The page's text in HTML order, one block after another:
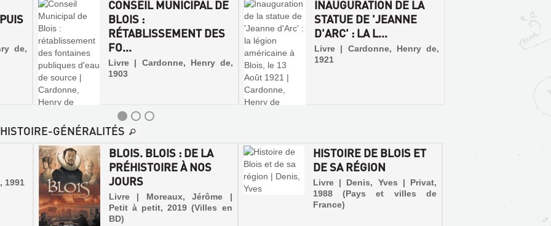
CONSEIL MUNICIPAL DE
BLOIS :
RÉTABLISSEMENT DES
FO...
Livre | Cardonne, Henry de,
1903
INAUGURATION DE LA
STATUE DE 'JEANNE
D'ARC' : LA L...
Livre | Cardonne, Henry de,
1921
de,
GÉNÉRALITÉS
BLOIS. BLOIS : DE LA
PRÉHISTOIRE À NOS
JOURS
Livre | Moreaux, Jérôme |
Petit à petit, 2019 (Villes en
BD)
HISTOIRE DE BLOIS ET
DE SA RÉGION
Livre | Denis, Yves | Privat,
1988 (Pays et villes de
France)
1991